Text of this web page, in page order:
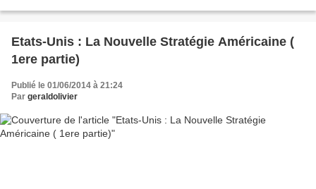
Etats-Unis : La Nouvelle Stratégie Américaine (
1ere partie)
Publié le 01/06/2014 à 21:24
Par geraldolivier